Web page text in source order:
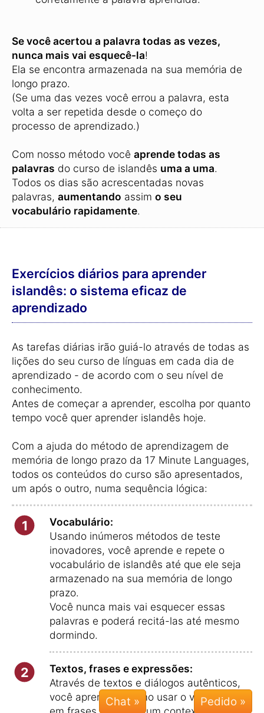
Se você acertou a palavra todas as vezes,
nunca mais vai esquecê-la!
Ela se encontra armazenada na sua memória de
longo prazo.
(Se uma das vezes você errou a palavra, esta
volta a ser repetida desde o começo do
processo de aprendizado.)
Com nosso método você aprende todas as
palavras do curso de islandês uma a uma.
Todos os dias são acrescentadas novas
palavras, aumentando assim o seu
vocabulário rapidamente.
Exercícios diários para aprender
islandês: o sistema eficaz de
aprendizado
As tarefas diárias irão guiá-lo através de todas as
lições do seu curso de línguas em cada dia de
aprendizado - de acordo com o seu nível de
conhecimento.
Antes de começar a aprender, escolha por quanto
tempo você quer aprender islandês hoje.
Com a ajuda do método de aprendizagem de
memória de longo prazo da 17 Minute Languages,
todos os conteúdos do curso são apresentados,
um após o outro, numa sequência lógica:
1
Vocabulário:
Usando inúmeros métodos de teste
inovadores, você aprende e repete o
vocabulário de islandês até que ele seja
armazenado na sua memória de longo
prazo.
Você nunca mais vai esquecer essas
palavras e poderá recitá-las até mesmo
dormindo.
2
Textos, frases e expressões:
Através de textos e diálogos autênticos,
você aprenderá como usar o vocabulário
Chat »